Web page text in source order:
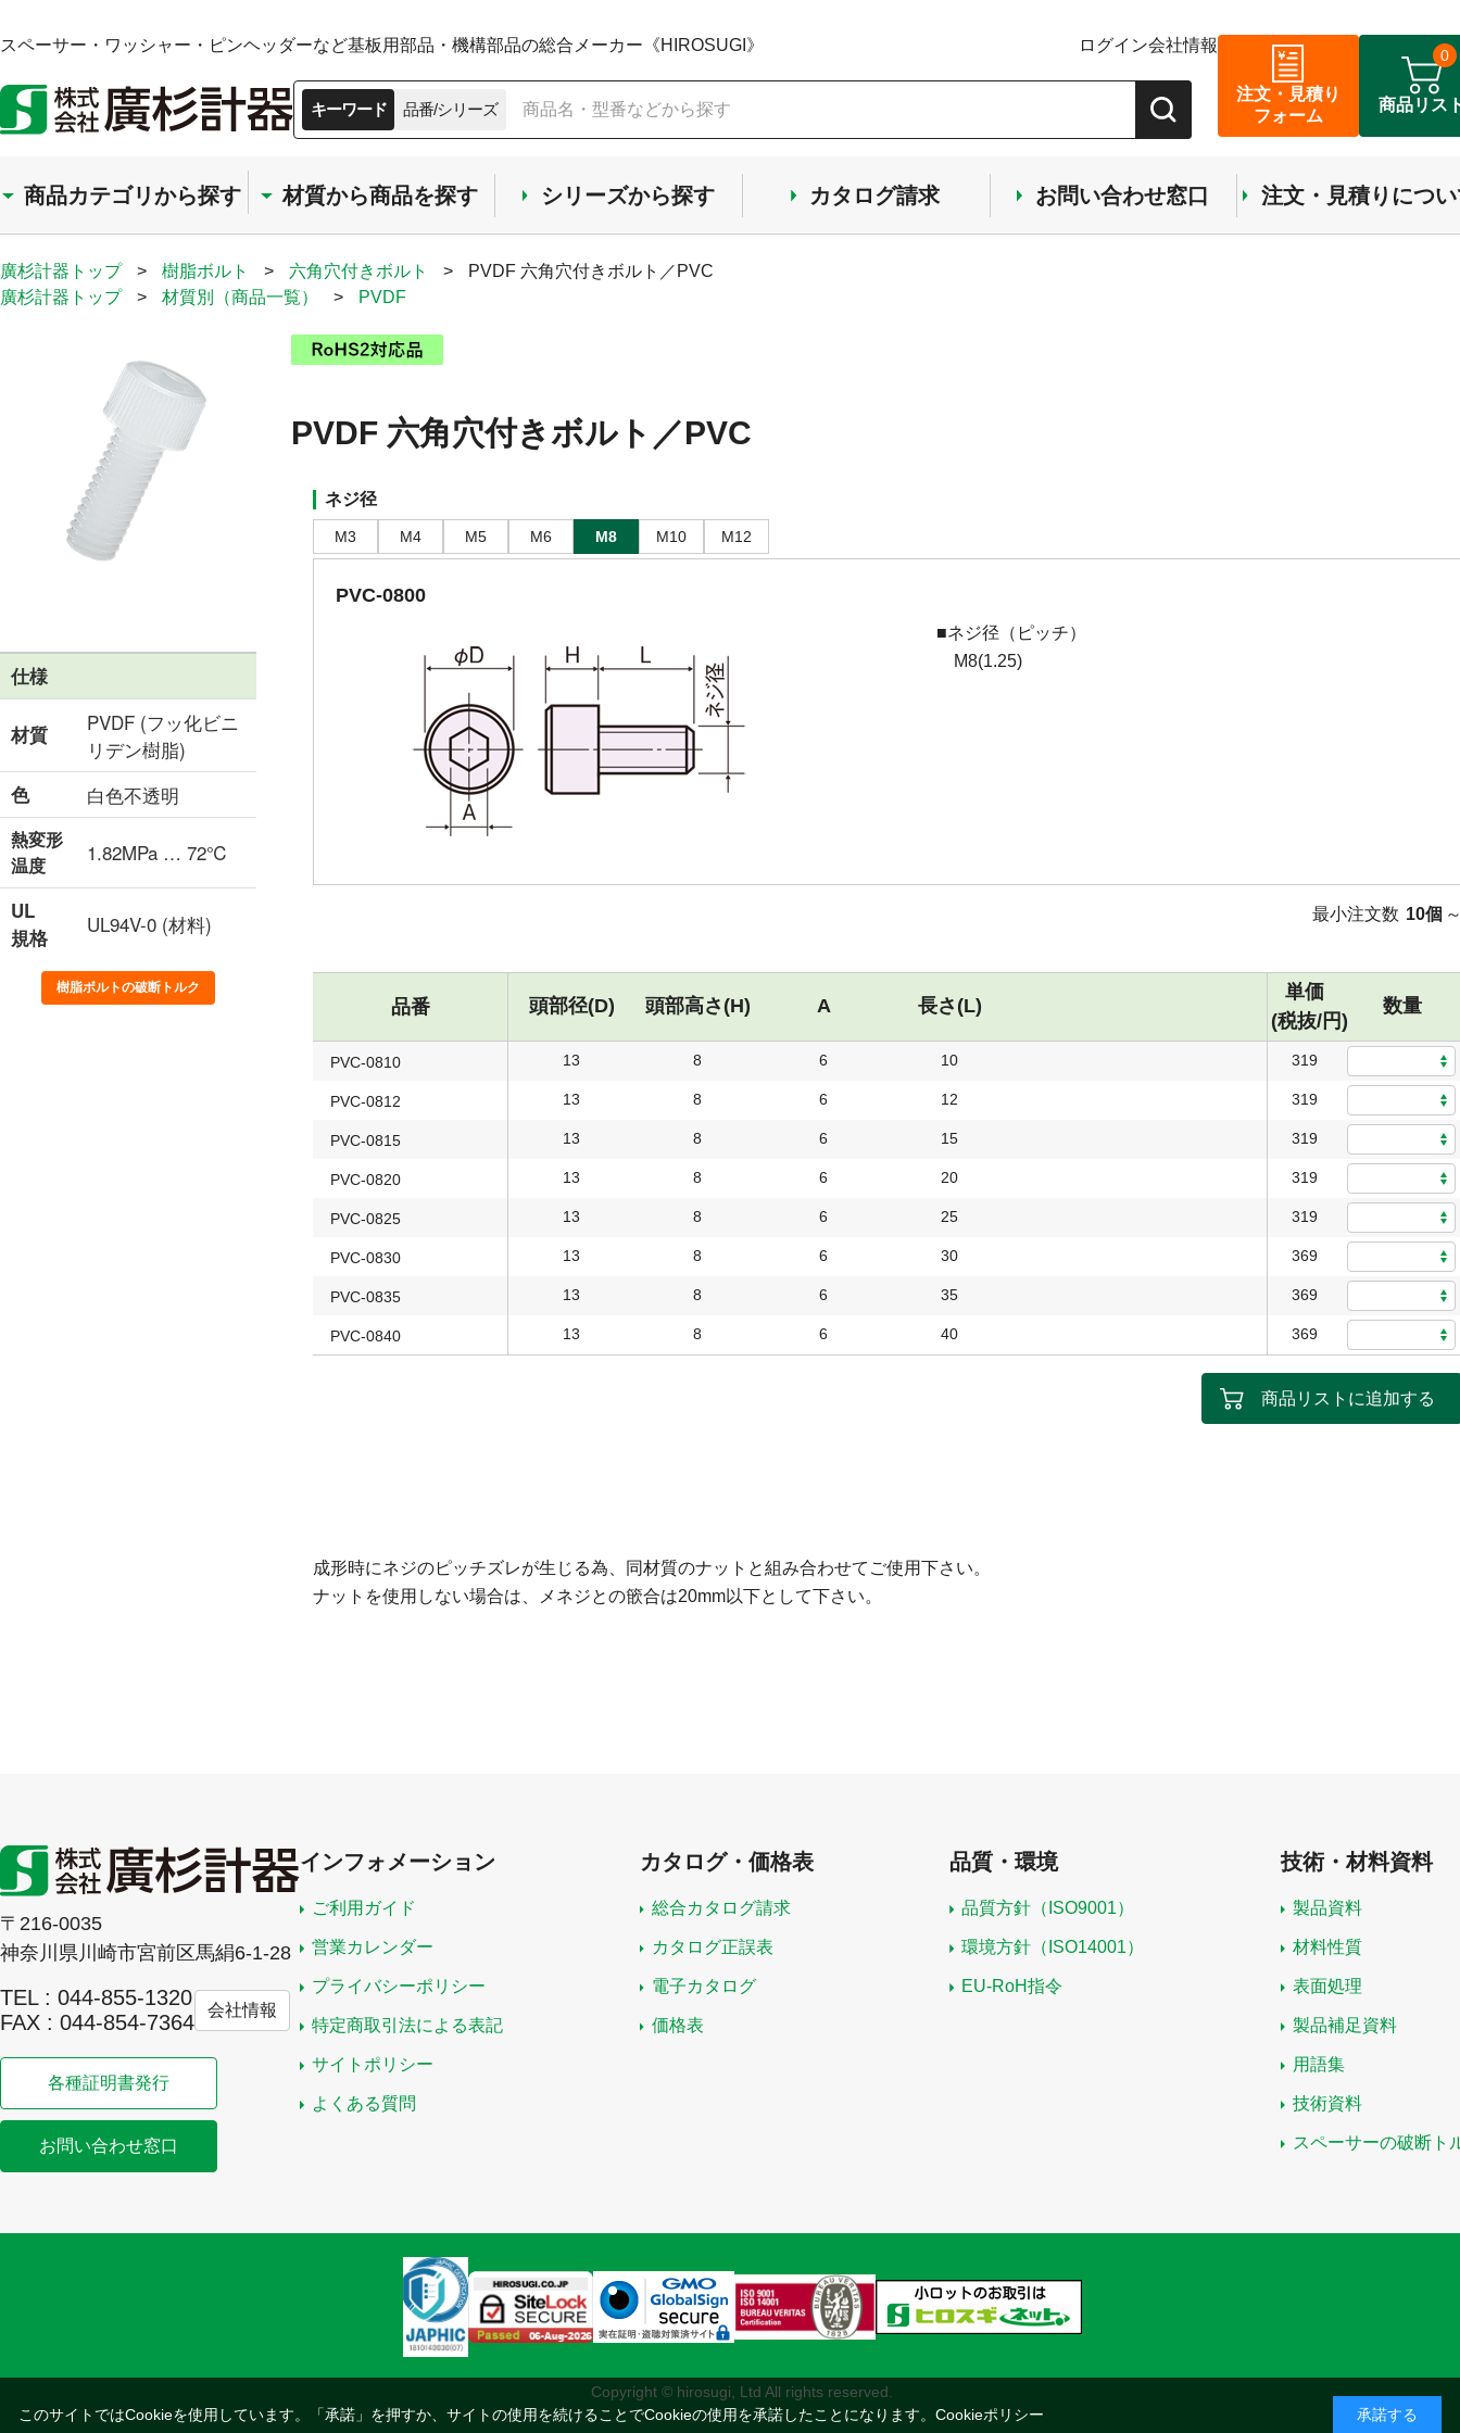
スペーサー・ワッシャー・ピンヘッダーなど基板用部品・機構部品の総合メーカー《HIROSUGI》 ログイン会社情報
キーワード 品番/シリーズ
注文・見積り
フォーム
商品リス
0
商品カテゴリから探す 材質から商品を探す シリーズから探す カタログ請求 お問い合わせ窓口 注文・見積りにつ
廣杉計器トップ > 樹脂ボルト > 六角穴付きボルト >
PVDF 六角穴付きボルト／PVC
廣杉計器トップ
> 材質別（商品一覧） > PVDF
仕様
材質
PVDF (フッ化ビニ
リデン樹脂)
色 白色不透明
熱変形
温度
1.82MPa … 72℃
UL
規格
UL94V-0 (材料)
樹脂ボルトの破断トルク
PVDF 六角穴付きボルト／PVC
ネジ径
M3 M4 M5 M6 M8 M10 M12
PVC-0800
■ネジ径（ピッチ）
M8(1.25)
最小注文数 10個
品番 頭部径(D) 頭部高さ(H) A 長さ(L)
単価
(税抜/円)
数量
PVC-0810 13 8 6 10 319
PVC-0812 13 8 6 12 319
PVC-0815 13 8 6 15 319
PVC-0820 13 8 6 20 319
PVC-0825 13 8 6 25 319
PVC-0830 13 8 6 30 369
PVC-0835 13 8 6 35 369
PVC-0840 13 8 6 40 369
商品リストに追加する
成形時にネジのピッチズレが生じる為、同材質のナットと組み合わせてご使用下さい。
ナットを使用しない場合は、メネジとの篏合は20mm以下として下さい。
〒216-0035
神奈川県川崎市宮前区馬絹6-1-28
TEL : 044-855-1320
FAX : 044-854-7364
会社情報
各種証明書発行
お問い合わせ窓口
インフォメーション
ご利用ガイド
営業カレンダー
プライバシーポリシー
特定商取引法による表記
サイトポリシー
よくある質問
カタログ・価格表
総合カタログ請求
カタログ正誤表
電子カタログ
価格表
品質・環境
品質方針（ISO9001）
環境方針（ISO14001）
EU-RoH指令
技術・材料資料
製品資料
材料性質
表面処理
製品補足資料
用語集
技術資料
スペーサーの破断ト
Copyright © hirosugi, Ltd All rights reserved.
このサイトではCookieを使用しています。「承諾」を押すか、サイトの使用を続けることでCookieの使用を承諾したことになります。 Cookieポリシー 承諾する